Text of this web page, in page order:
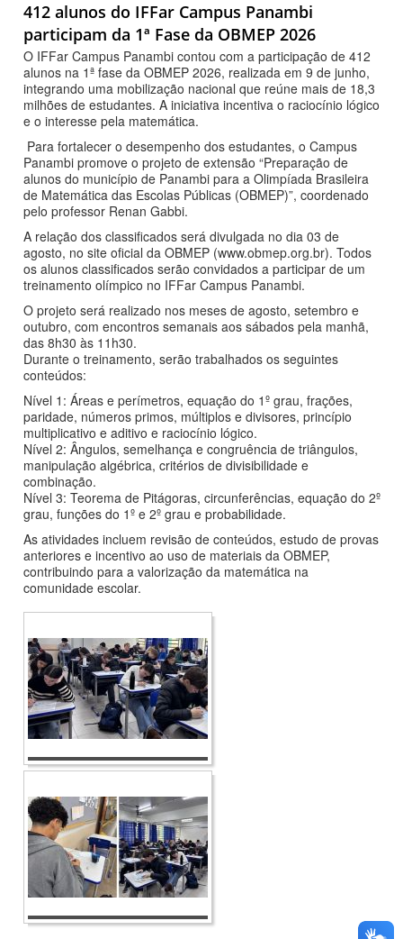
412 alunos do IFFar Campus Panambi
participam da 1ª Fase da OBMEP 2026
O IFFar Campus Panambi contou com a participação de 412
alunos na 1ª fase da OBMEP 2026, realizada em 9 de junho,
integrando uma mobilização nacional que reúne mais de 18,3
milhões de estudantes. A iniciativa incentiva o raciocínio lógico
e o interesse pela matemática.
Para fortalecer o desempenho dos estudantes, o Campus
Panambi promove o projeto de extensão “Preparação de
alunos do município de Panambi para a Olimpíada Brasileira
de Matemática das Escolas Públicas (OBMEP)”, coordenado
pelo professor Renan Gabbi.
A relação dos classificados será divulgada no dia 03 de
agosto, no site oficial da OBMEP (www.obmep.org.br). Todos
os alunos classificados serão convidados a participar de um
treinamento olímpico no IFFar Campus Panambi.
O projeto será realizado nos meses de agosto, setembro e
outubro, com encontros semanais aos sábados pela manhã,
das 8h30 às 11h30.
Durante o treinamento, serão trabalhados os seguintes
conteúdos:
Nível 1: Áreas e perímetros, equação do 1º grau, frações,
paridade, números primos, múltiplos e divisores, princípio
multiplicativo e aditivo e raciocínio lógico.
Nível 2: Ângulos, semelhança e congruência de triângulos,
manipulação algébrica, critérios de divisibilidade e
combinação.
Nível 3: Teorema de Pitágoras, circunferências, equação do 2º
grau, funções do 1º e 2º grau e probabilidade.
As atividades incluem revisão de conteúdos, estudo de provas
anteriores e incentivo ao uso de materiais da OBMEP,
contribuindo para a valorização da matemática na
comunidade escolar.